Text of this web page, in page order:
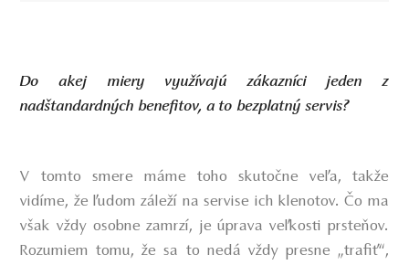
Do akej miery využívajú zákazníci jeden z
nadštandardných benefitov, a to bezplatný servis?
V tomto smere máme toho skutočne veľa, takže
vidíme, žeľudom záleží na servise ich klenotov. Čo ma
však vždy osobne zamrzí, je úprava veľkosti prsteňov.
Rozumiem tomu, že sa to nedá vždy presne „trafiť“,